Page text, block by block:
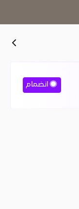
انضمام